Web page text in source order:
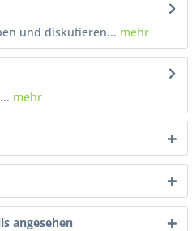
und diskutieren... mehr
mehr
angesehen